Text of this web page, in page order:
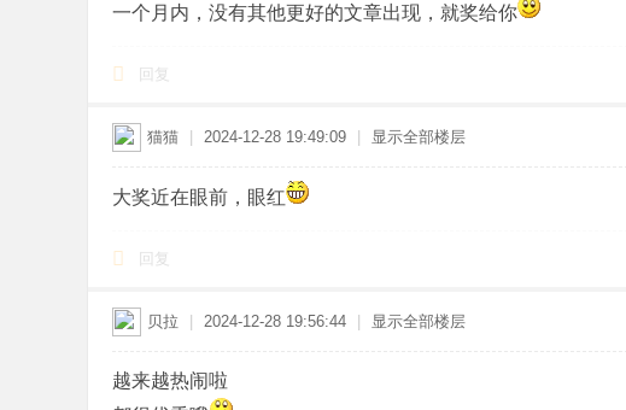
一个月内，没有其他更好的文章出现，就奖给你
回复
猫猫 2024-12-28 19:49:09 显示全部楼层
大奖近在眼前，眼红
回复
贝拉 2024-12-28 19:56:44 显示全部楼层
越来越热闹啦